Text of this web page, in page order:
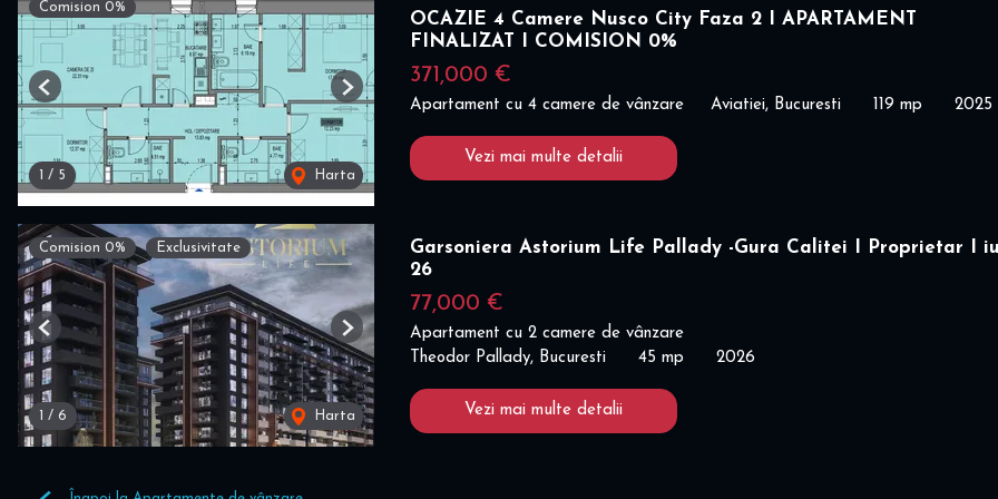
Comision 0%
1 / 5 Harta
Previous Next
OCAZIE 4 Camere Nusco City Faza 2 I APARTAMENT
FINALIZAT I COMISION 0%
371,000 €
Apartament cu 4 camere de vânzare Aviatiei, Bucuresti 119 mp 2025
Vezi mai multe detalii
Comision 0% Exclusivitate
1 / 6 Harta
Previous Next
Garsoniera Astorium Life Pallady -Gura Calitei I Proprietar I
26
77,000 €
Apartament cu 2 camere de vânzare
Theodor Pallady, Bucuresti
45 mp 2026
Vezi mai multe detalii